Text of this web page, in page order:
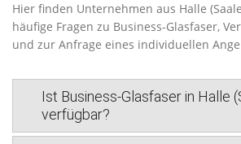
Hier finden Unternehmen aus Halle
häufige Fragen zu Business-Glasfaser,
und zur Anfrage eines individuellen
Ist Business-Glasfaser in Halle
verfügbar?